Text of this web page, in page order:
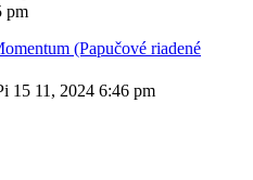
pm
(Papučové riadené
15 11, 2024 6:46 pm